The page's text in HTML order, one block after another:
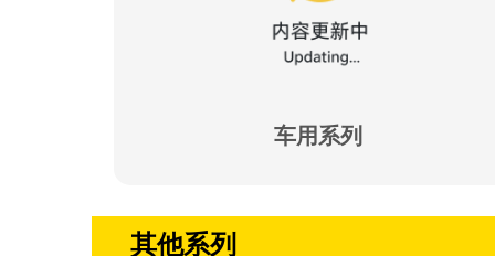
车用系列
其他系列